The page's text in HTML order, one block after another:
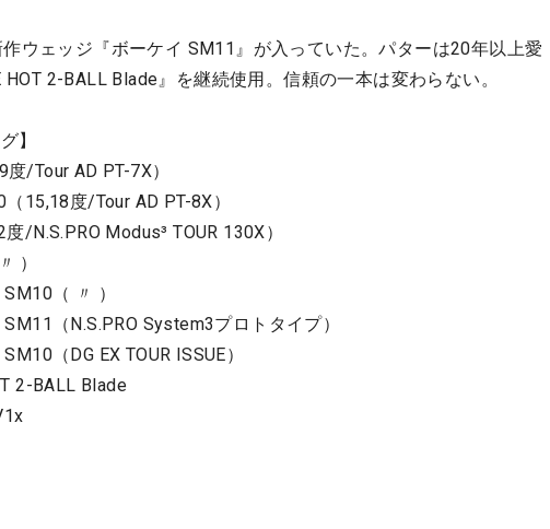
ウェッジ『ボーケイ SM11』が入っていた。パターは20年以上愛
2-BALL Blade』を継続使用。信頼の一本は変わらない。
】
/Tour AD PT-7X）
15,18度/Tour AD PT-8X）
/N.S.PRO Modus³ TOUR 130X）
）
（ 〃 ）
（N.S.PRO System3プロトタイプ）
（DG EX TOUR ISSUE）
2-BALL Blade